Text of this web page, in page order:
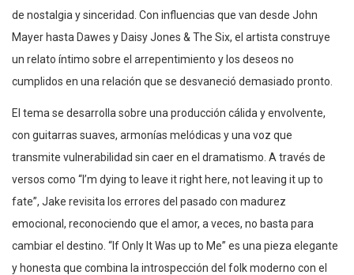
de nostalgia y sinceridad. Con influencias que van desde John
Mayer hasta Dawes y Daisy Jones & The Six, el artista construye
un relato íntimo sobre el arrepentimiento y los deseos no
cumplidos en una relación que se desvaneció demasiado pronto.
El tema se desarrolla sobre una producción cálida y envolvente,
con guitarras suaves, armonías melódicas y una voz que
transmite vulnerabilidad sin caer en el dramatismo. A través de
versos como “I’m dying to leave it right here, not leaving it up to
fate”, Jake revisita los errores del pasado con madurez
emocional, reconociendo que el amor, a veces, no basta para
cambiar el destino. “If Only It Was up to Me” es una pieza elegante
y honesta que combina la introspección del folk moderno con el